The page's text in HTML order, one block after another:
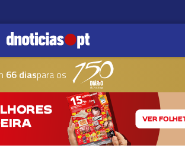
66 diaspara os